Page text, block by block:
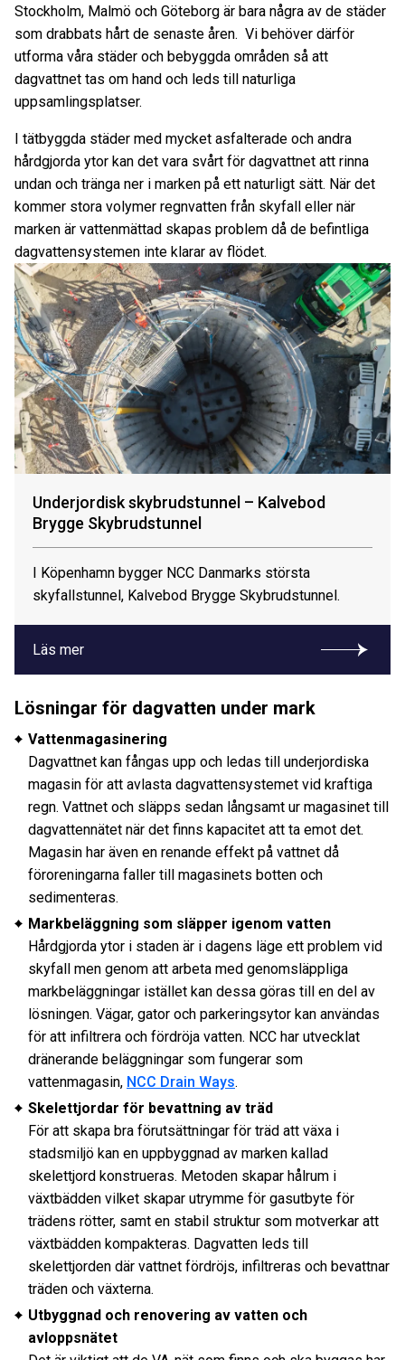
Stockholm, Malmö och Göteborg är bara några av de städer
som drabbats hårt de senaste åren. Vi behöver därför
utforma våra städer och bebyggda områden så att
dagvattnet tas om hand och leds till naturliga
uppsamlingsplatser.
I tätbyggda städer med mycket asfalterade och andra
hårdgjorda ytor kan det vara svårt för dagvattnet att rinna
undan och tränga ner i marken på ett naturligt sätt. När det
kommer stora volymer regnvatten från skyfall eller när
marken är vattenmättad skapas problem då de befintliga
dagvattensystemen inte klarar av flödet.
Underjordisk skybrudstunnel – Kalvebod
Brygge Skybrudstunnel
I Köpenhamn bygger NCC Danmarks största
skyfallstunnel, Kalvebod Brygge Skybrudstunnel.
Läs mer
Lösningar för dagvatten under mark
Vattenmagasinering
Dagvattnet kan fångas upp och ledas till underjordiska
magasin för att avlasta dagvattensystemet vid kraftiga
regn. Vattnet och släpps sedan långsamt ur magasinet till
dagvattennätet när det finns kapacitet att ta emot det.
Magasin har även en renande effekt på vattnet då
föroreningarna faller till magasinets botten och
sedimenteras.
Markbeläggning som släpper igenom vatten
Hårdgjorda ytor i staden är i dagens läge ett problem vid
skyfall men genom att arbeta med genomsläppliga
markbeläggningar istället kan dessa göras till en del av
lösningen. Vägar, gator och parkeringsytor kan användas
för att infiltrera och fördröja vatten. NCC har utvecklat
dränerande beläggningar som fungerar som
vattenmagasin, NCC Drain Ways.
Skelettjordar för bevattning av träd
För att skapa bra förutsättningar för träd att växa i
stadsmiljö kan en uppbyggnad av marken kallad
skelettjord konstrueras. Metoden skapar hålrum i
växtbädden vilket skapar utrymme för gasutbyte för
trädens rötter, samt en stabil struktur som motverkar att
växtbädden kompakteras. Dagvatten leds till
skelettjorden där vattnet fördröjs, infiltreras och bevattnar
träden och växterna.
Utbyggnad och renovering av vatten och
avloppsnätet